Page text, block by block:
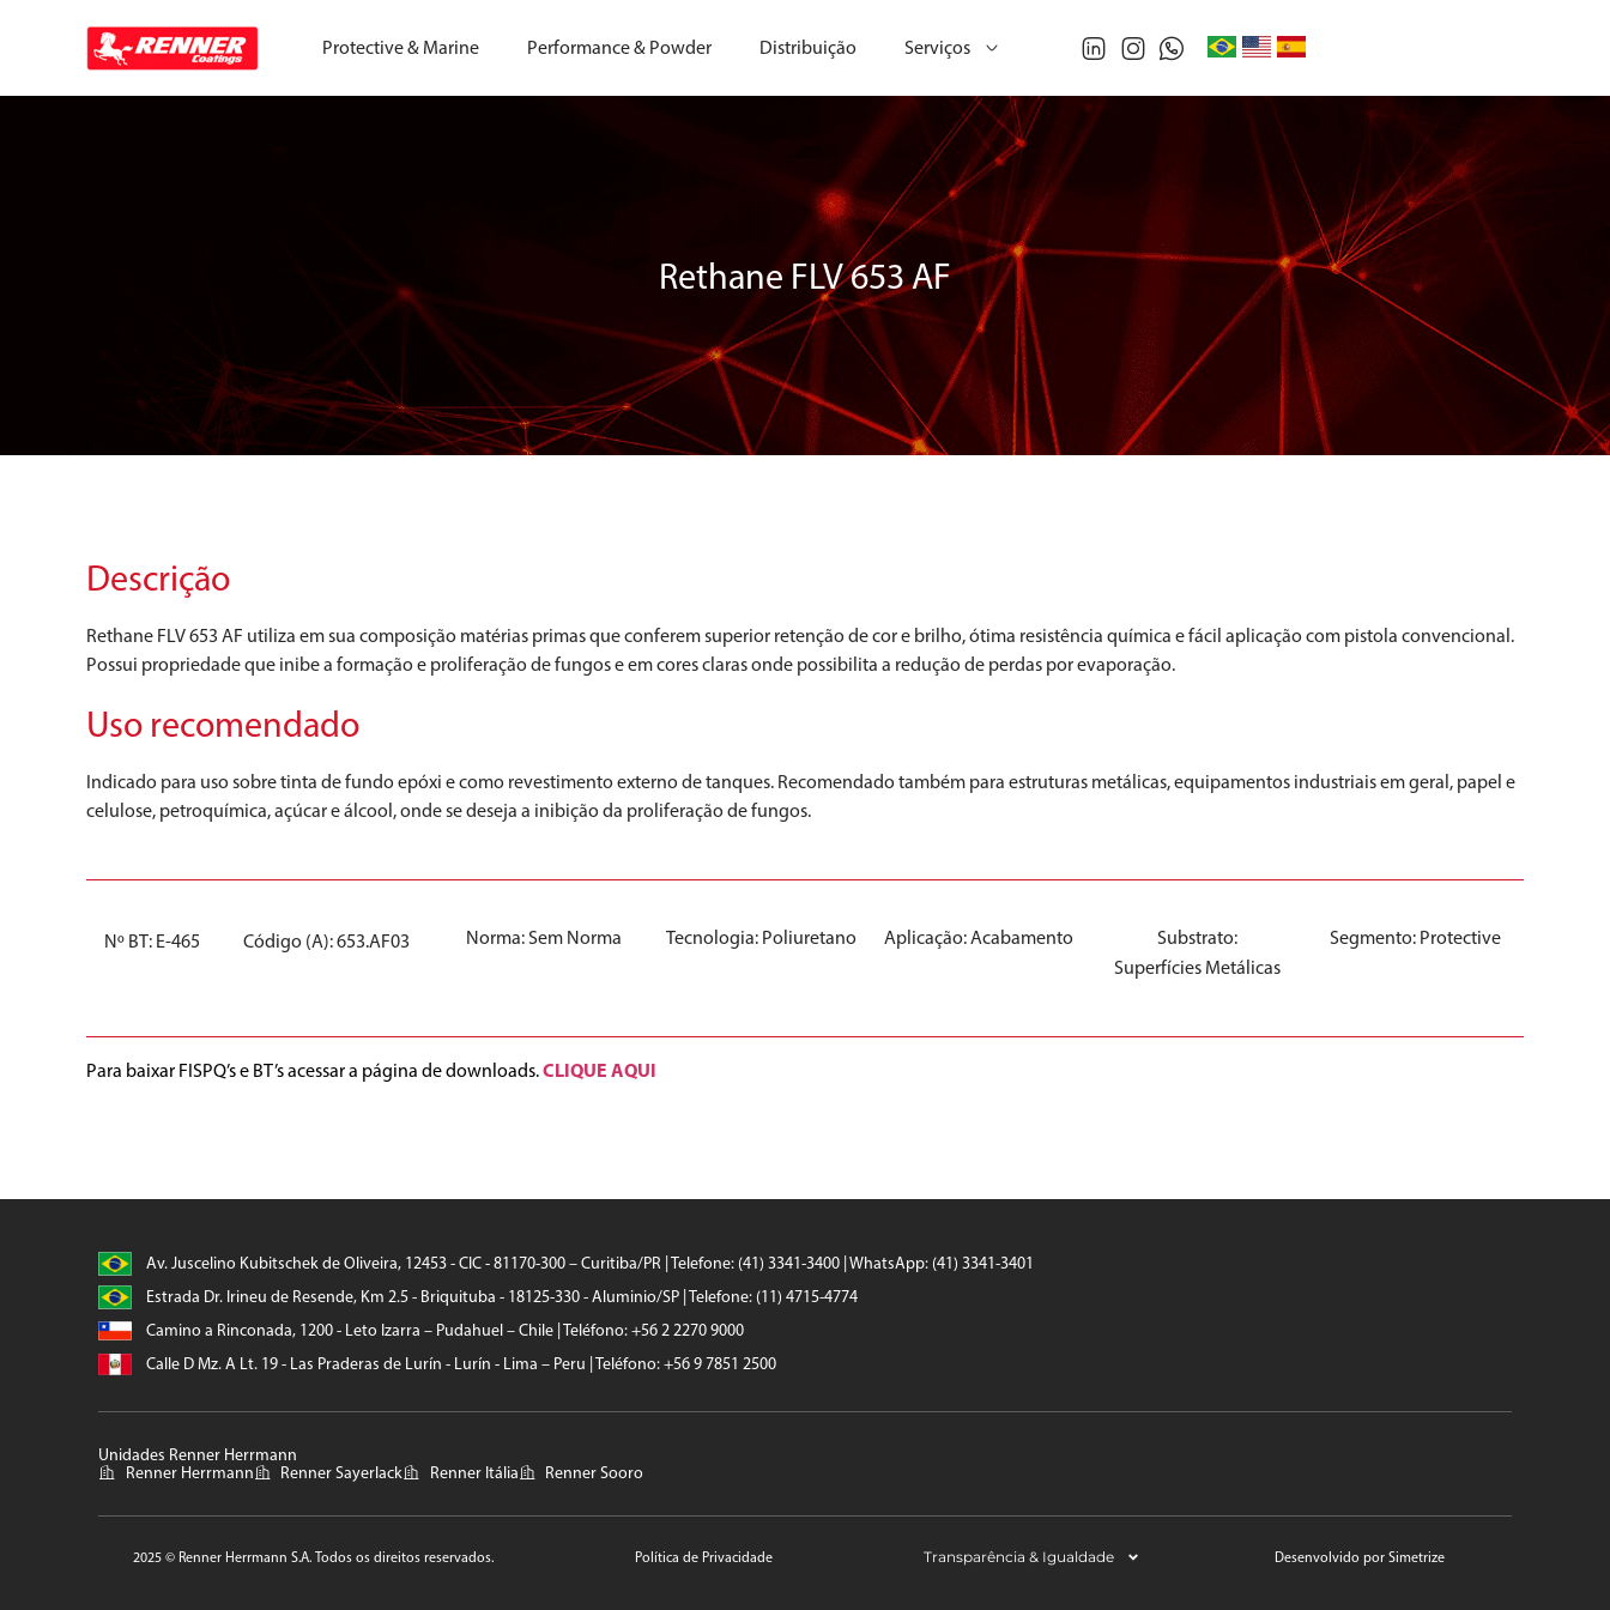
Protective & Marine Performance & Powder Distribuição Serviços
Rethane FLV 653 AF
Descrição
Rethane FLV 653 AF utiliza em sua composição matérias primas que conferem superior retenção de cor e brilho, ótima resistência química e fácil aplicação com pistola convencional.
Possui propriedade que inibe a formação e proliferação de fungos e em cores claras onde possibilita a redução de perdas por evaporação.
Uso recomendado
Indicado para uso sobre tinta de fundo epóxi e como revestimento externo de tanques. Recomendado também para estruturas metálicas, equipamentos industriais em geral, papel e
celulose, petroquímica, açúcar e álcool, onde se deseja a inibição da proliferação de fungos.
Nº BT: E-465 Código (A): 653.AF03 Norma:Sem Norma Tecnologia: Poliuretano Aplicação:Acabamento
Substrato:
Superfícies Metálicas
Segmento: Protective
Para baixar FISPQ’s e BT’s acessar a página de downloads.CLIQUE AQUI
Av. Juscelino Kubitschek de Oliveira, 12453 - CIC - 81170-300 – Curitiba/PR | Telefone: (41) 3341-3400 | WhatsApp: (41) 3341-3401
Estrada Dr. Irineu de Resende, Km 2.5 - Briquituba - 18125-330 - Aluminio/SP | Telefone: (11) 4715-4774
Camino a Rinconada, 1200 - Leto Izarra – Pudahuel – Chile | Teléfono: +56 2 2270 9000
Calle D Mz. A Lt. 19 - Las Praderas de Lurín - Lurín - Lima – Peru | Teléfono: +56 9 7851 2500
Unidades Renner Herrmann
Renner Herrmann
Renner Sayerlack Renner Itália Renner Sooro
2025 © Renner Herrmann S.A. Todos os direitos reservados. Política de Privacidade Transparência & Igualdade Desenvolvido por Simetrize